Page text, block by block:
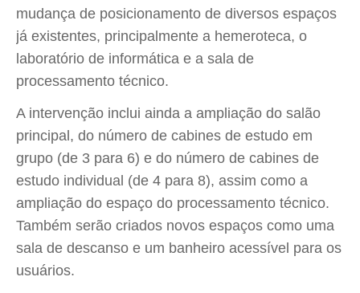
mudança de posicionamento de diversos espaços
já existentes, principalmente a hemeroteca, o
laboratório de informática e a sala de
processamento técnico.
A intervenção inclui ainda a ampliação do salão
principal, do número de cabines de estudo em
grupo (de 3 para 6) e do número de cabines de
estudo individual (de 4 para 8), assim como a
ampliação do espaço do processamento técnico.
Também serão criados novos espaços como uma
sala de descanso e um banheiro acessível para os
usuários.